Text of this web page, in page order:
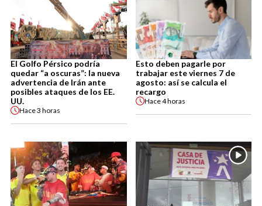
El Golfo Pérsico podría
quedar “a oscuras”: la nueva
advertencia de Irán ante
posibles ataques de los EE.
UU.
Hace3 horas
Esto deben pagarle por
trabajar este viernes 7 de
agosto: así se calcula el
recargo
Hace4 horas